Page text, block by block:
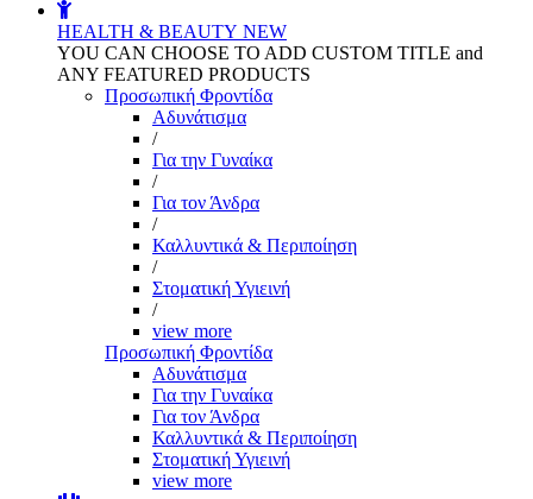
HEALTH & BEAUTY NEW
YOU CAN CHOOSE TO ADD CUSTOM TITLE and
ANY FEATURED PRODUCTS
Προσωπική Φροντίδα
Αδυνάτισμα
/
Για την Γυναίκα
/
Για τον Άνδρα
/
Καλλυντικά & Περιποίηση
/
Στοματική Υγιεινή
/
view more
Προσωπική Φροντίδα
Αδυνάτισμα
Για την Γυναίκα
Για τον Άνδρα
Καλλυντικά & Περιποίηση
Στοματική Υγιεινή
view more